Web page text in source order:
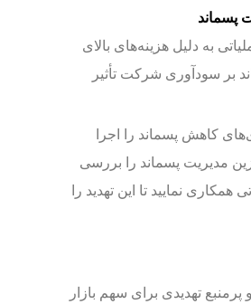
به دلیل هزینه‌های بالای
بر سودآوری شرکت تأثیر
کاهش پسماند را اجرا
مدیریت پسماند را بررسی
همکاری نمایید تا این تهدید را
تهدیدی برای سهم بازار